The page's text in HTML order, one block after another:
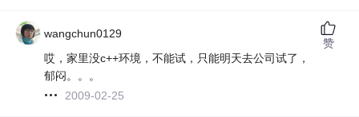
wangchun0129
哎，家里没c++环境，不能试，只能明天去公司试了，
郁闷。。。
2009-02-25
赞